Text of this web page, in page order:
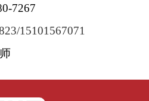
7267
15101567071